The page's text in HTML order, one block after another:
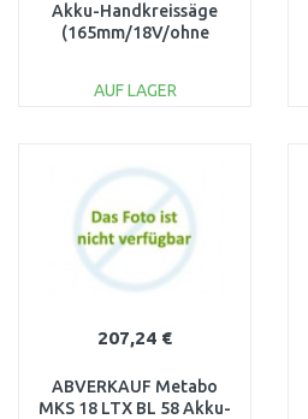
Akku-Handkreissäge
(165mm/18V/ohne
AUF LAGER
Vergleichen
207,24 €
ABVERKAUF Metabo
MKS 18 LTX BL 58 Akku-